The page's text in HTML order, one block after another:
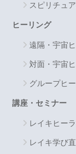
スピリチュ
ヒーリング
遠隔・宇宙
対面・宇宙
グループヒ
講座・セミナー
レイキヒー
レイキ学び